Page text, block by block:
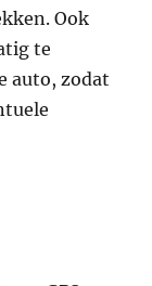
Ook
te
auto, zodat